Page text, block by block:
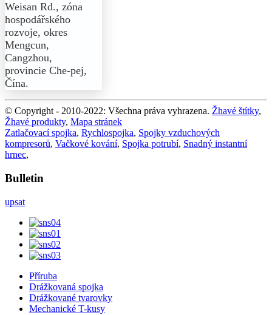
Weisan Rd., zóna
hospodářského
rozvoje, okres
Mengcun,
Cangzhou,
provincie Che-pej,
Čína.
© Copyright - 2010-2022: Všechna práva vyhrazena. Žhavé štítky,
Žhavé produkty, Mapa stránek
Zatlačovací spojka, Rychlospojka, Spojky vzduchových
kompresorů, Vačkové kování, Spojka potrubí, Snadný instantní
hrnec,
Bulletin
upsat
Příruba
Drážkovaná spojka
Drážkované tvarovky
Mechanické T-kusy